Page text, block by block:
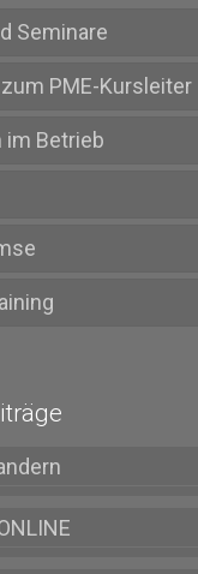
Seminare
PME-Kursleiter
im Betrieb